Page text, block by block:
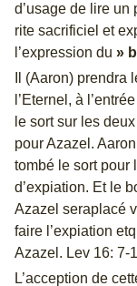
d’usage de lire
rite sacrificiel et
l’expression du »
Il (Aaron)
l’Eternel, à
le sort sur les
pour Azazel.
tombé le sort pour
d’expiation. Et le
Azazel seraplacé
faire l’expiation
Azazel. Lev 16: 7-
L’acception de